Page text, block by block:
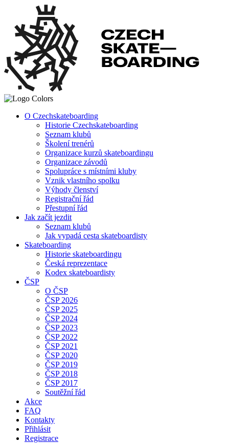
O Czechskateboarding
Historie Czechskateboarding
Seznam klubů
Školení trenérů
Organizace kurzů skateboardingu
Organizace závodů
Spolupráce s místními kluby
Vznik vlastního spolku
Výhody členství
Registrační řád
Přestupní řád
Jak začít jezdit
Seznam klubů
Jak vypadá cesta skateboardisty
Skateboarding
Historie skateboardingu
Česká reprezentace
Kodex skateboardisty
ČSP
O ČSP
ČSP 2026
ČSP 2025
ČSP 2024
ČSP 2023
ČSP 2022
ČSP 2021
ČSP 2020
ČSP 2019
ČSP 2018
ČSP 2017
Soutěžní řád
Akce
FAQ
Kontakty
Přihlásit
Registrace